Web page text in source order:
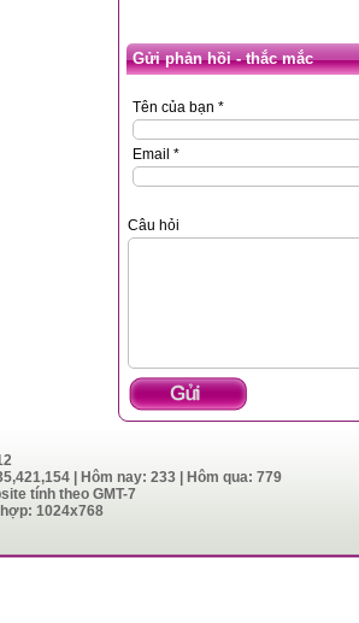
Gửi phản hồi - thắc mắc
Tên của bạn *
Email *
Câu hỏi
| Hôm nay: 233 | Hôm qua: 779
tính theo GMT-7
1024x768